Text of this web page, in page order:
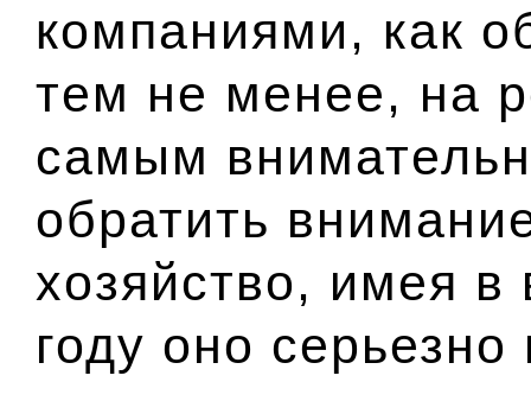
компаниями, как
тем не менее, на
самым
обратить
хозяйство, имея
году оно